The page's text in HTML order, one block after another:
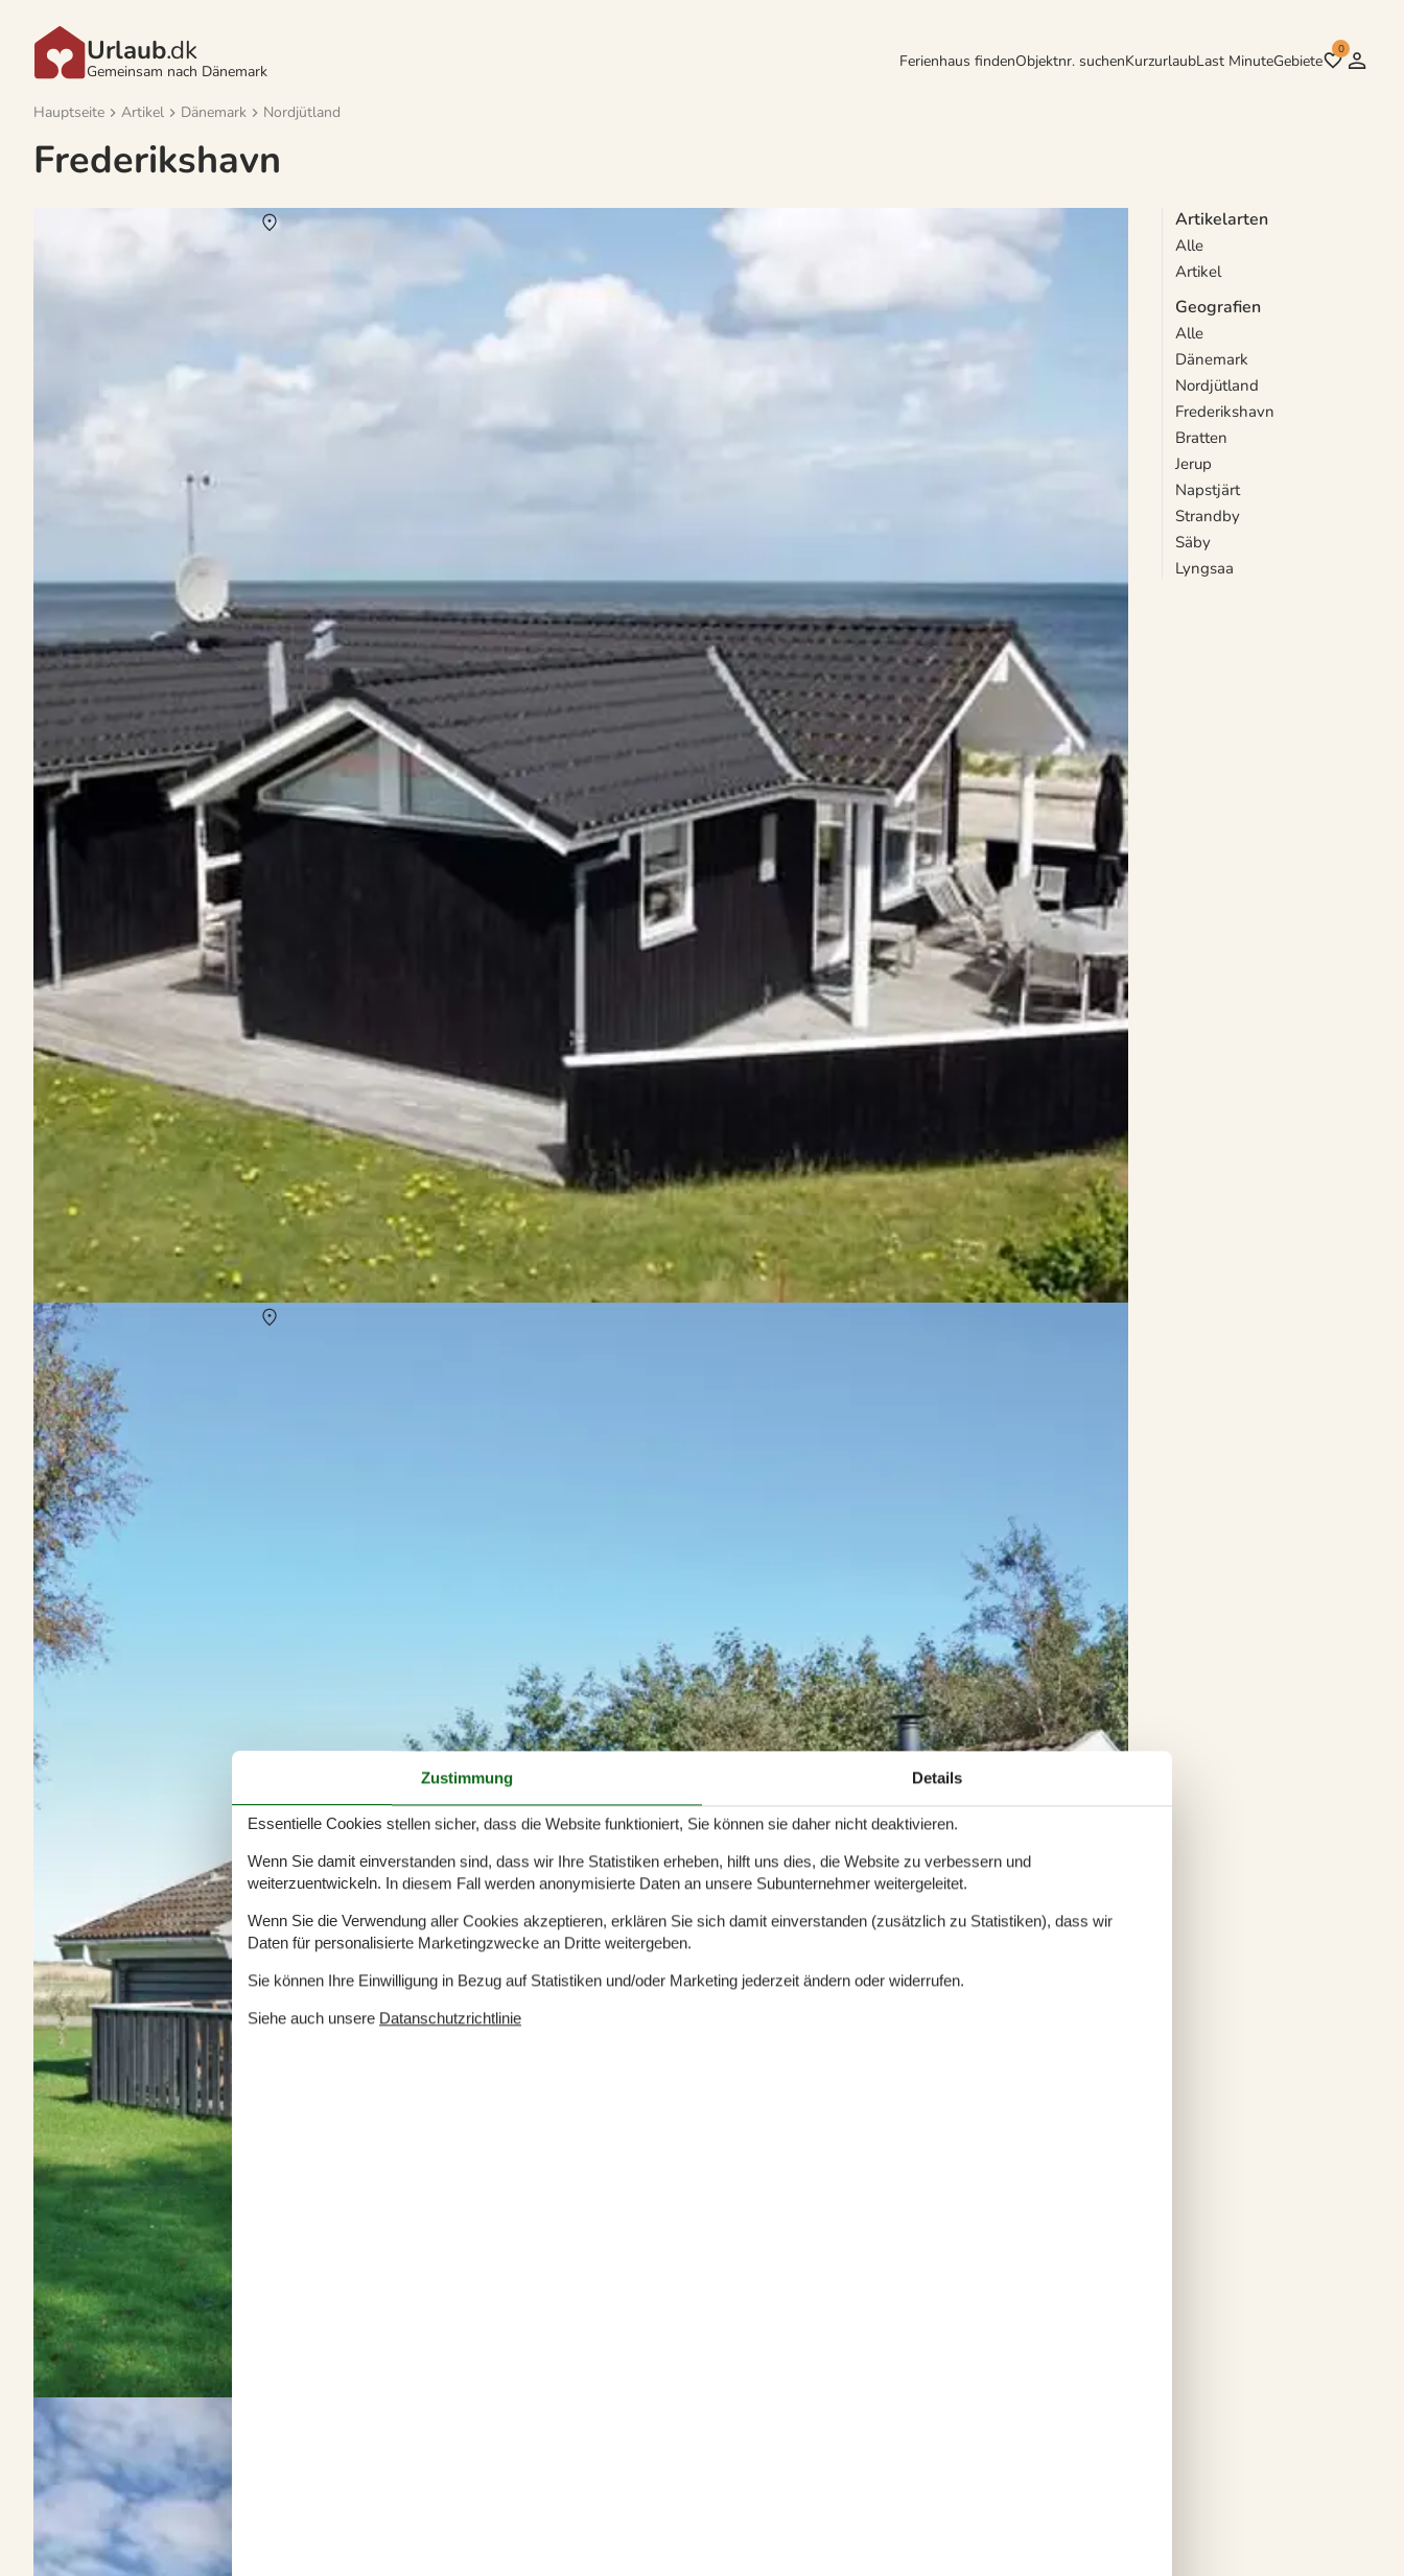
Urlaub.dk
Gemeinsam nach Dänemark
Ferienhaus findenObjektnr. suchenKurzurlaubLast MinuteGebiete
0
Hauptseite Artikel Dänemark Nordjütland
Frederikshavn
Vermietung von Ferienhäuser Saeby
An der Küste Nordjütlands liegt das charmante Städtchen Säby in einer traumhaft ruhigen Umgebung. Die reizvollen Landschaften der Region locken zu
Outdooraktivitäten, während das Säby selbst mit vielen Attraktionen begeistert und sich auch in der Umgebung zahlreiche Sehenswürdigkeiten finden.
ÜberSäby
Vermietung von Ferienhäuser Strandby
Freuen Sie sich auf ihren Familienurlaub in Dänemark. Strandby, im dänischen Nordjütland, ist der perfekte Urlaubsort, um abwechslungsreiche Tage mit ihren Kindern
zu verbringen. Hier finden Sie für jeden Geschmack das passende Ausflugsziel und die Ostsee ist direkt vor der Haustüre – einfach unvergleichlich schön.
Vermietung von Ferienhäuser Napstjärt
Die dänische Ostseeküste bietet Ihnen hyggelige Urlaubsmomente. Strand, Meer und moderne Ferienhäuser. Tauchen Sie ab in das dänische Leben und genießen Sie
einzigartige Landschaften. Z.B. in Napstjärt, ein malerischer, dänischer Ferienort in der Region Nordjütland.
Artikelarten
Alle
Artikel
Geografien
Alle
Dänemark
Nordjütland
Frederikshavn
Bratten
Jerup
Napstjärt
Strandby
Säby
Lyngsaa
Zustimmung Details
Essentielle Cookies stellen sicher, dass die Website funktioniert, Sie können sie daher nicht deaktivieren.
Wenn Sie damit einverstanden sind, dass wir Ihre Statistiken erheben, hilft uns dies, die Website zu verbessern und
weiterzuentwickeln. In diesem Fall werden anonymisierte Daten an unsere Subunternehmer weitergeleitet.
Wenn Sie die Verwendung aller Cookies akzeptieren, erklären Sie sich damit einverstanden (zusätzlich zu Statistiken), dass wir
Daten für personalisierte Marketingzwecke an Dritte weitergeben.
Sie können Ihre Einwilligung in Bezug auf Statistiken und/oder Marketing jederzeit ändern oder widerrufen.
Siehe auch unsere Datanschutzrichtlinie